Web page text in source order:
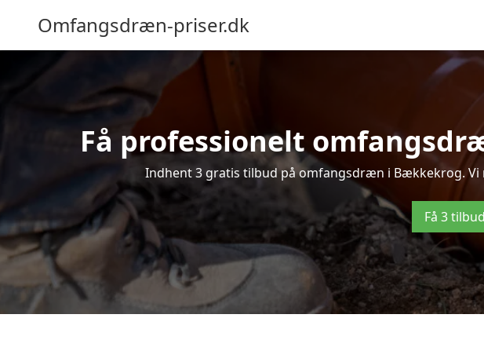
Omfangsdræn-priser.dk
Få professionelt
Indhent 3 gratis tilbud på omfangsdræn i Bækkekrog.
Få 3